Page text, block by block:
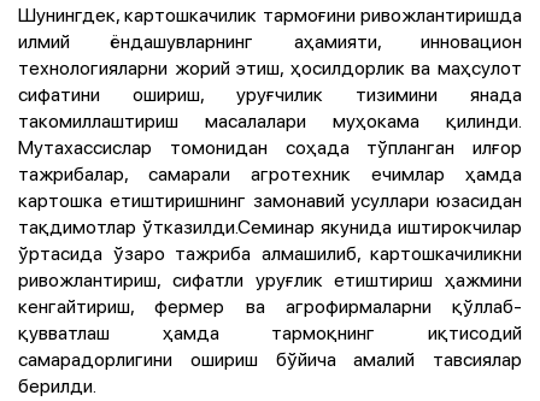
Шунингдек, картошкачилик тармоғини ривожлантиришда
илмий ёндашувларнинг аҳамияти, инновацион
технологияларни жорий этиш, ҳосилдорлик ва маҳсулот
сифатини ошириш, уруғчилик тизимини янада
такомиллаштириш масалалари муҳокама қилинди.
Мутахассислар томонидан соҳада тўпланган илғор
тажрибалар, самарали агротехник ечимлар ҳамда
картошка етиштиришнинг замонавий усуллари юзасидан
тақдимотлар ўтказилди.Семинар якунида иштирокчилар
ўртасида ўзаро тажриба алмашилиб, картошкачиликни
ривожлантириш, сифатли уруғлик етиштириш ҳажмини
кенгайтириш, фермер ва агрофирмаларни қўллаб-
қувватлаш ҳамда тармоқнинг иқтисодий
самарадорлигини ошириш бўйича амалий тавсиялар
берилди.